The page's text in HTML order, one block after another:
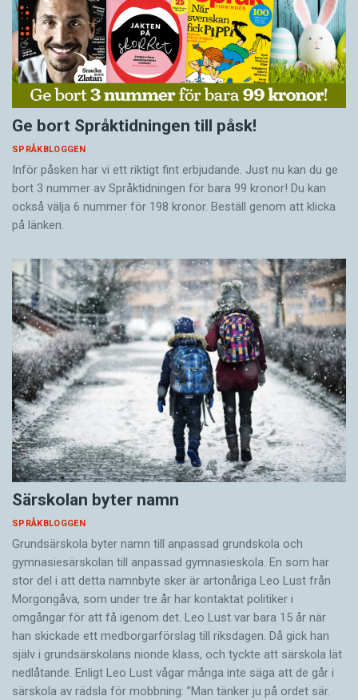
Ge bort Språktidningen till påsk!
SPRÅKBLOGGEN
Inför påsken har vi ett riktigt fint erbjudande. Just nu kan du ge
bort 3 nummer av Språktidningen för bara 99 kronor! Du kan
också välja 6 nummer för 198 kronor. Beställ genom att klicka
på länken.
Särskolan byter namn
SPRÅKBLOGGEN
Grundsärskola byter namn till anpassad grundskola och
gymnasiesärskolan till anpassad gymnasieskola. En som har
stor del i att detta namnbyte sker är artonåriga Leo Lust från
Morgongåva, som under tre år har kontaktat politiker i
omgångar för att få igenom det. Leo Lust var bara 15 år när
han skickade ett medborgarförslag till riksdagen. Då gick han
själv i grundsärskolans nionde klass, och tyckte att särskola lät
nedlåtande. Enligt Leo Lust vågar många inte säga att de går i
särskola av rädsla för mobbning: ”Man tänker ju på ordet sär.